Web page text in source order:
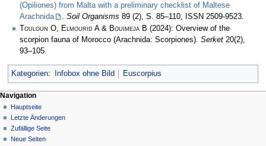
(Opiliones) from Malta with a preliminary checklist of Maltese
Arachnida
. Soil Organisms 89 (2), S. 85–110, ISSN 2509-9523.
Touloun O, Elmourid A & Bouimeja B (2024): Overview of the
scorpion fauna of Morocco (Arachnida: Scorpiones). Serket 20(2),
93–105.
Kategorien: Infobox ohne Bild Euscorpius
Navigation
Hauptseite
Letzte Änderungen
Zufällige Seite
Neue Seiten